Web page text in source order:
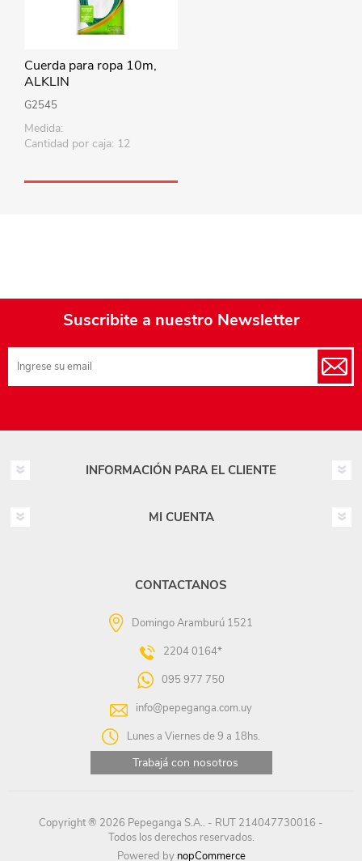
Cuerda para ropa 10m,
ALKLIN
G2545
Medida:
Cantidad por caja: 12
Suscribite a nuestro Newsletter
INFORMACIÓN PARA EL CLIENTE
MI CUENTA
CONTACTANOS
Domingo Aramburú 1521
2204 0164*
095 977 750
info@pepeganga.com.uy
Lunes a Viernes de 9 a 18hs.
Trabajá con nosotros
Copyright ® 2026 Pepeganga S.A.. - RUT 214047730016 -
Todos los derechos reservados.
Powered by nopCommerce